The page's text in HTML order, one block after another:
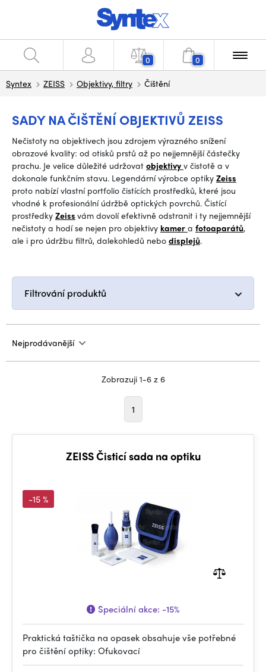
0 0
Syntex ZEISS Objektivy, filtry Čištění
SADY NA ČIŠTĚNÍ OBJEKTIVŮ ZEISS
Nečistoty na objektivech jsou zdrojem výrazného snížení
obrazové kvality: od otisků prstů až po nejjemnější částečky
prachu. Je velice důležité udržovat objektivy v čistotě a v
dokonale funkčním stavu. Legendární výrobce optiky Zeiss
proto nabízí vlastní portfolio čistících prostředků, které jsou
vhodné k profesionální údržbě optických povrchů. Čistící
prostředky Zeiss vám dovolí efektivně odstranit i ty nejjemnější
nečistoty a hodí se nejen pro objektivy kamer a fotoaparátů,
ale i pro údržbu filtrů, dalekohledů nebo displejů.
Filtrování produktů
Nejprodávanější
Zobrazuji 1-6 z 6
1
ZEISS Čisticí sada na optiku
-15 %
Speciální akce: -15%
Praktická taštička na opasek obsahuje vše potřebné
pro čištění optiky: Ofukovací